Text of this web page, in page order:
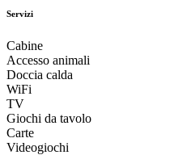
Servizi
Cabine
Accesso animali
Doccia calda
WiFi
TV
Giochi da tavolo
Carte
Videogiochi